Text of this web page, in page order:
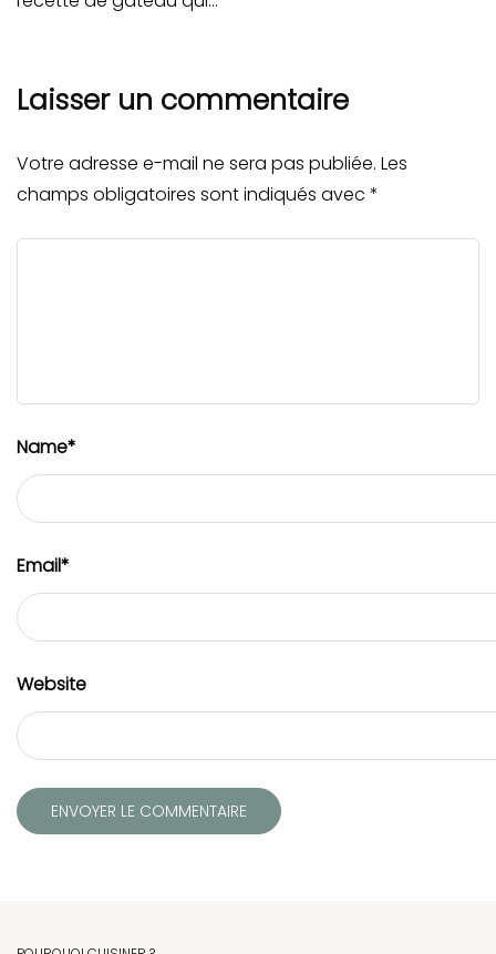
Laisser un commentaire
Votre adresse e-mail ne sera pas publiée. Les
champs obligatoires sont indiqués avec *
Name*
Email*
Website